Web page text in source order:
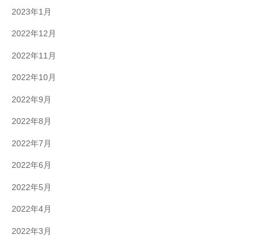
2023年1月
2022年12月
2022年11月
2022年10月
2022年9月
2022年8月
2022年7月
2022年6月
2022年5月
2022年4月
2022年3月